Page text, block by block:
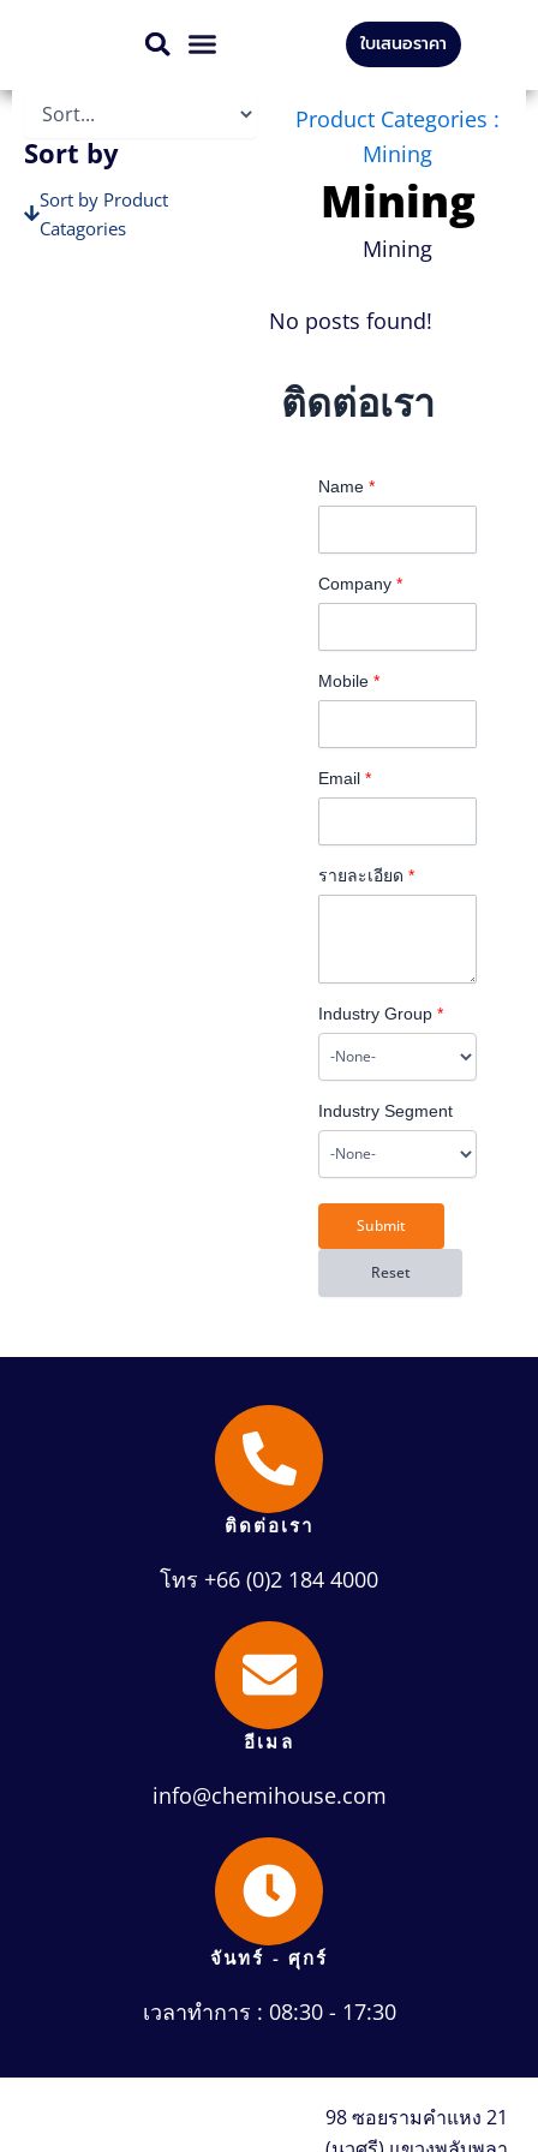
content
ใบเสนอราคา
Sort by
Sort by Product
Catagories
Product Categories :
Mining
Mining
Mining
No posts found!
ติดต่อเรา
Name *
Company *
Mobile *
Email *
รายละเอียด *
Industry Group *
Industry Segment
ติดต่อเรา
โทร +66 (0)2 184 4000
อีเมล
info@chemihouse.com
จันทร์ - ศุกร์
เวลาทำการ : 08:30 - 17:30
98 ซอยรามคำแหง 21